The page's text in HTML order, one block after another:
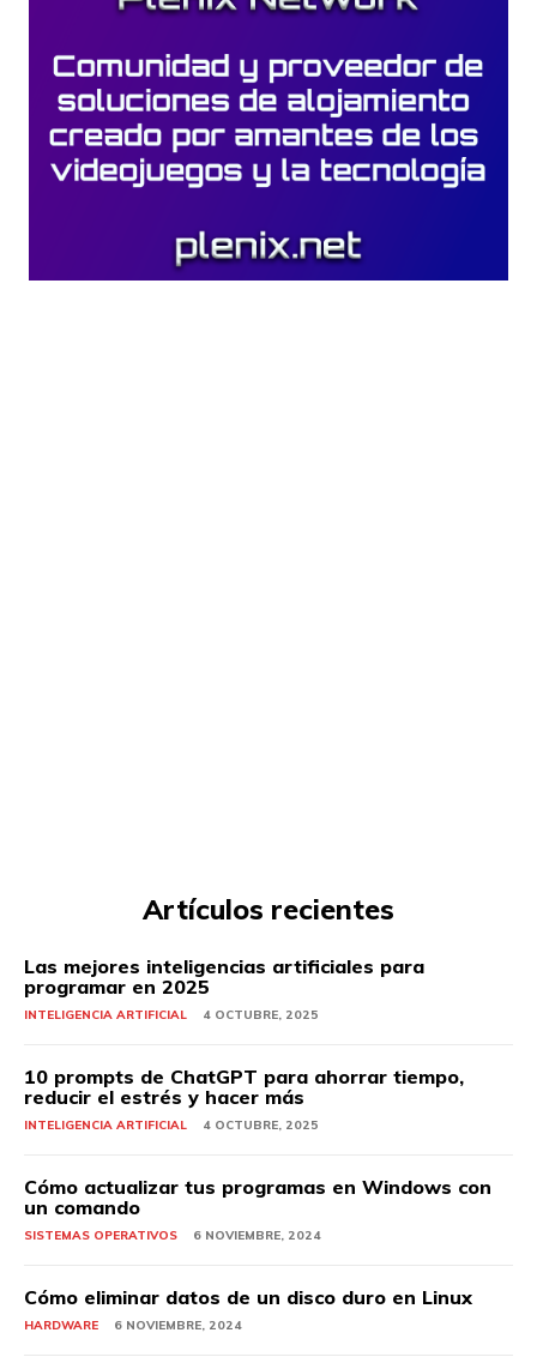
Artículos recientes
Las mejores inteligencias artificiales para
programar en 2025
INTELIGENCIA ARTIFICIAL 4 OCTUBRE, 2025
10 prompts de ChatGPT para ahorrar tiempo,
reducir el estrés y hacer más
INTELIGENCIA ARTIFICIAL 4 OCTUBRE, 2025
Cómo actualizar tus programas en Windows con
un comando
SISTEMAS OPERATIVOS 6 NOVIEMBRE, 2024
Cómo eliminar datos de un disco duro en Linux
HARDWARE 6 NOVIEMBRE, 2024